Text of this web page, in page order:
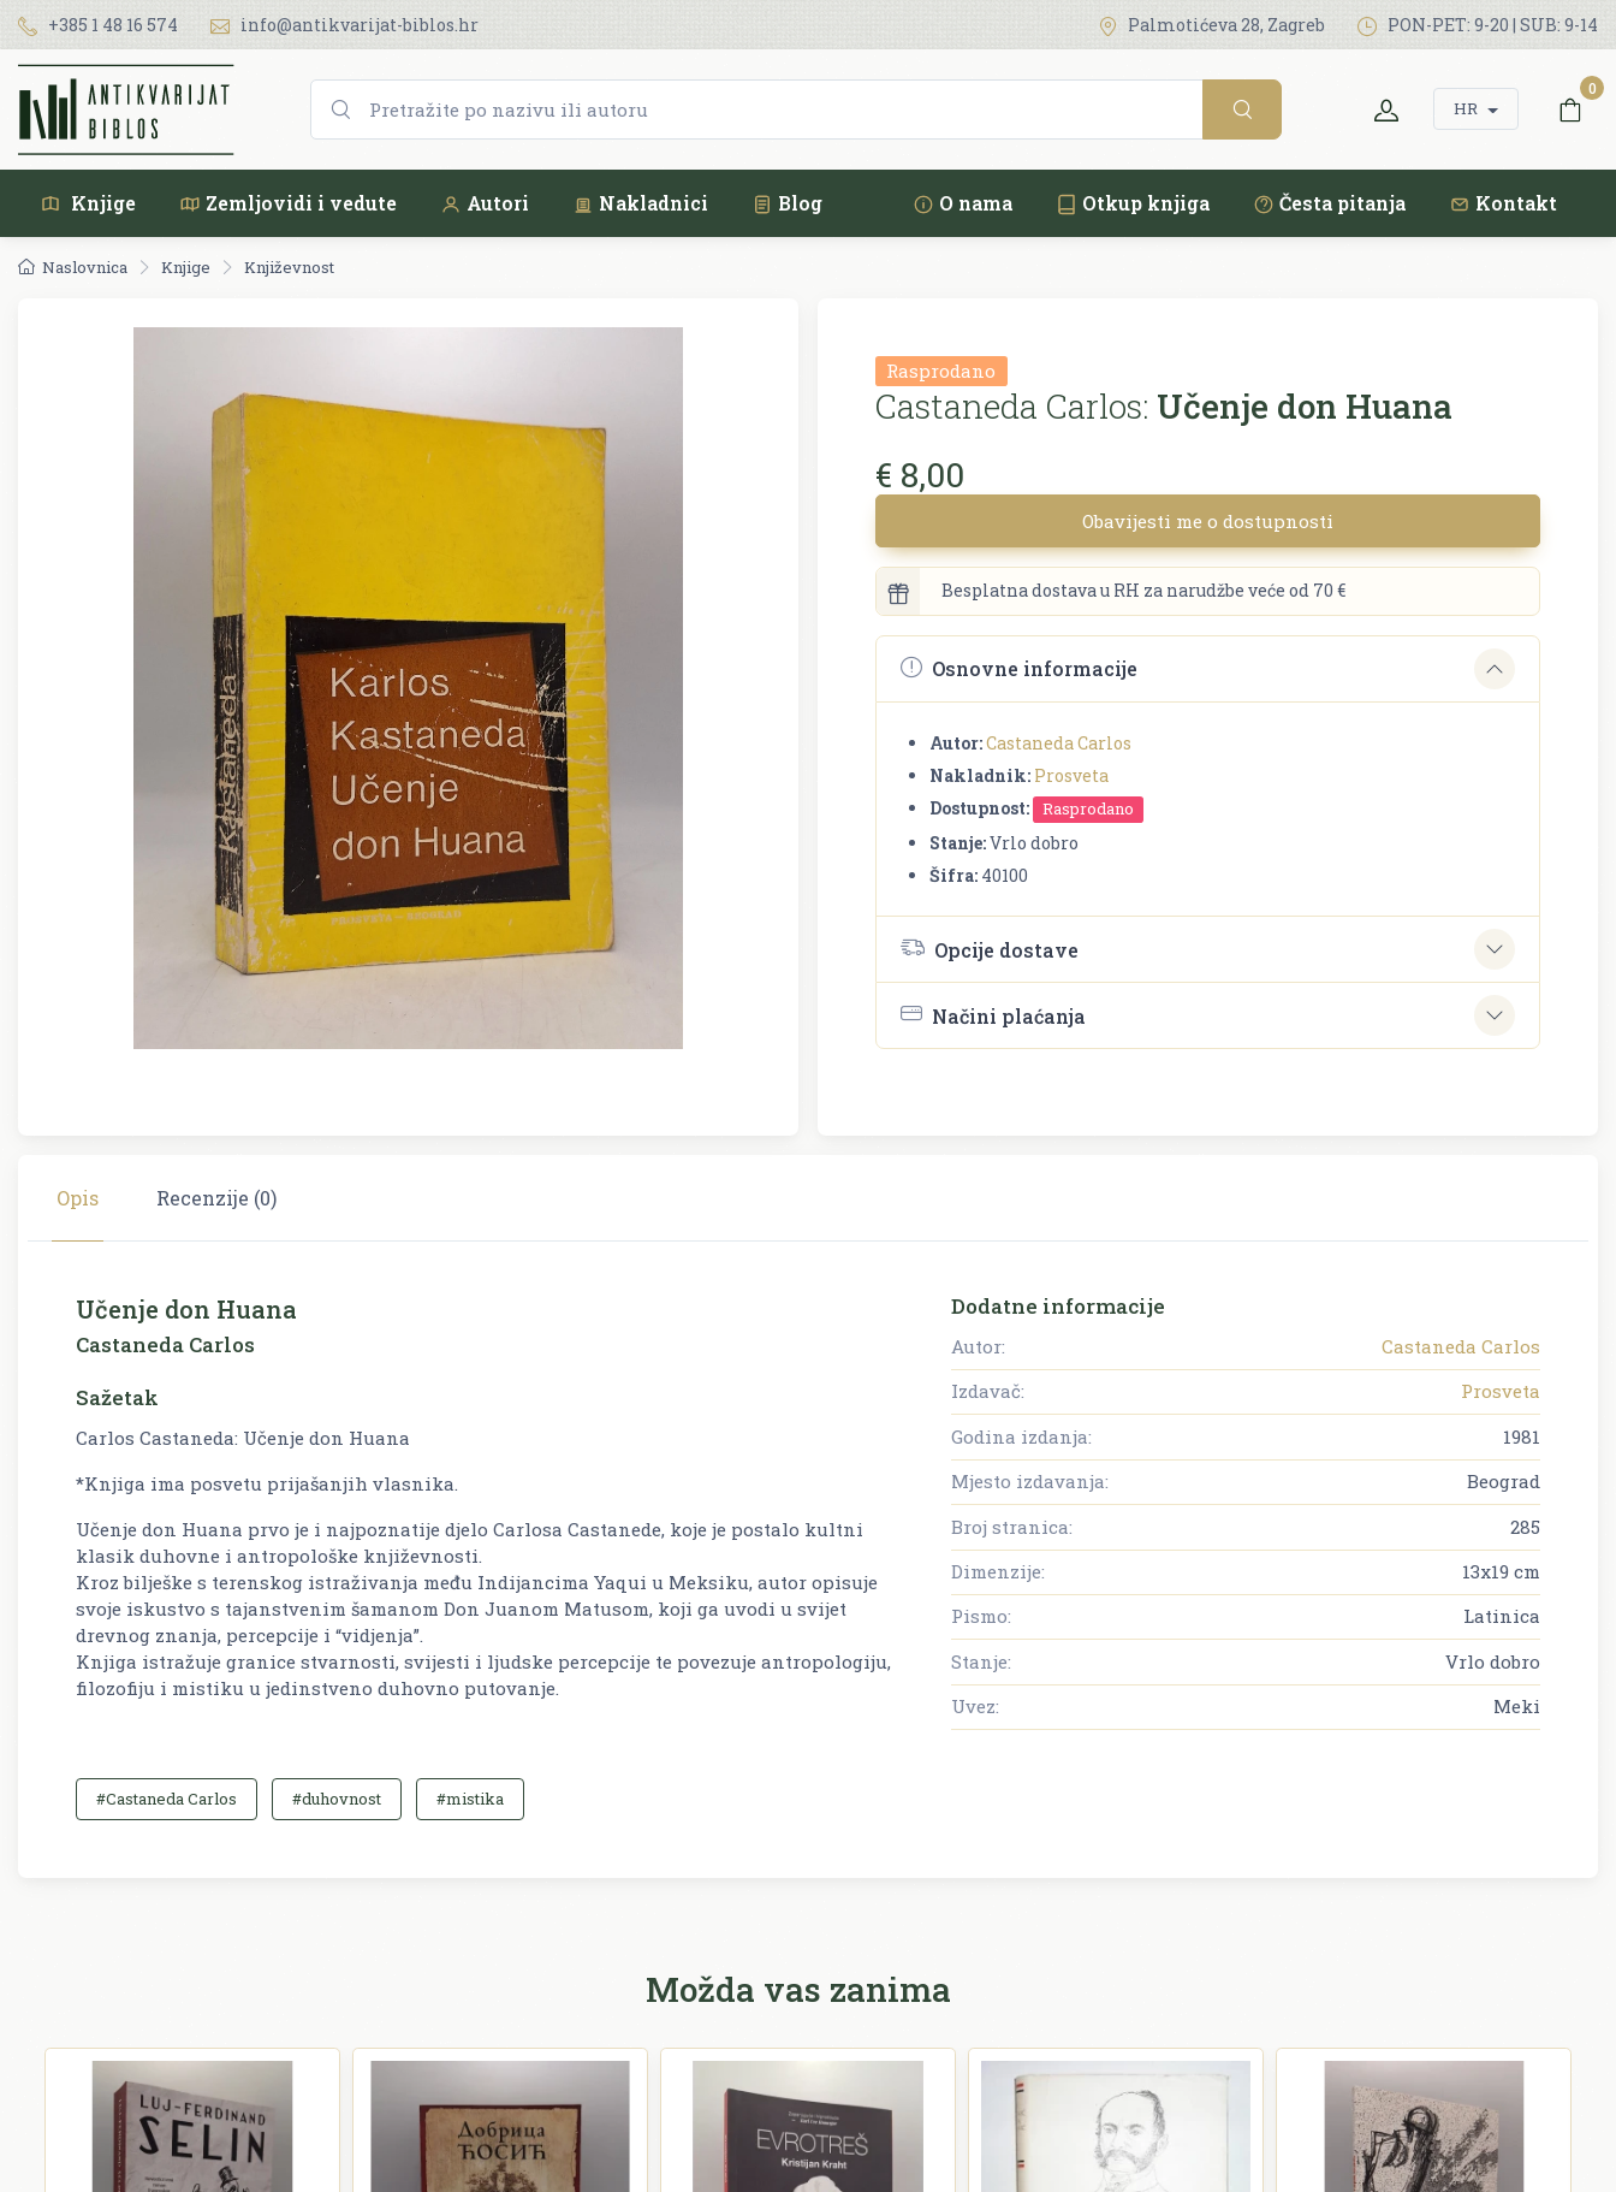
+385 1 48 16 574 info@antikvarijat-biblos.hr Palmotićeva 28, Zagreb PON-PET: 9-20 | SUB: 9-14
HR
0
Knjige Zemljovidi i vedute Autori Nakladnici Blog O nama Otkup knjiga Česta pitanja Kontakt
Naslovnica Knjige Književnost
Rasprodano
Castaneda Carlos: Učenje don Huana
€ 8,00
Obavijesti me o dostupnosti
Besplatna dostava u RH za narudžbe veće od 70 €
Osnovne informacije
Autor:Castaneda Carlos
Nakladnik: Prosveta
Dostupnost:
Rasprodano
Stanje:Vrlo dobro
Šifra: 40100
Opcije dostave
Načini plaćanja
Opis Recenzije (0)
Učenje don Huana
Castaneda Carlos
Sažetak
Carlos Castaneda: Učenje don Huana
*Knjiga ima posvetu prijašanjih vlasnika.
Učenje don Huana prvo je i najpoznatije djelo Carlosa Castanede, koje je postalo kultni
klasik duhovne i antropološke književnosti.
Kroz bilješke s terenskog istraživanja među Indijancima Yaqui u Meksiku, autor opisuje
svoje iskustvo s tajanstvenim šamanom Don Juanom Matusom, koji ga uvodi u svijet
drevnog znanja, percepcije i “vidjenja”.
Knjiga istražuje granice stvarnosti, svijesti i ljudske percepcije te povezuje antropologiju,
filozofiju i mistiku u jedinstveno duhovno putovanje.
#Castaneda Carlos #duhovnost #mistika
Dodatne informacije
Autor:
Castaneda Carlos
Izdavač:
Prosveta
Godina izdanja:
1981
Mjesto izdavanja:
Beograd
Broj stranica:
285
Dimenzije:
13x19 cm
Pismo:
Latinica
Stanje:
Vrlo dobro
Uvez:
Meki
Možda vas zanima